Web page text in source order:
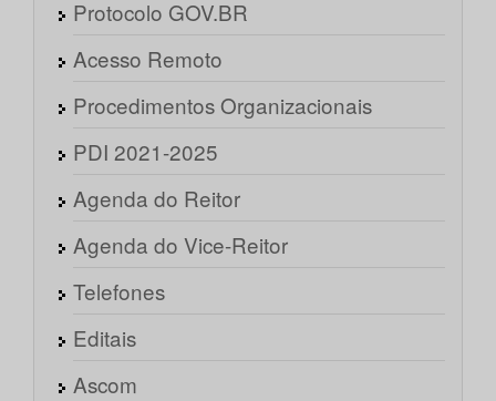
Protocolo GOV.BR
Acesso Remoto
Procedimentos Organizacionais
PDI 2021-2025
Agenda do Reitor
Agenda do Vice-Reitor
Telefones
Editais
Ascom